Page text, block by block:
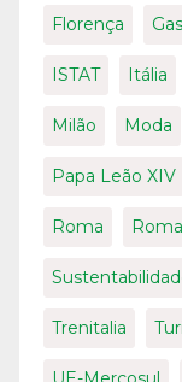
Florença
ISTAT Itália
Milão Moda
Papa Leão XIV
Roma
Trenitalia